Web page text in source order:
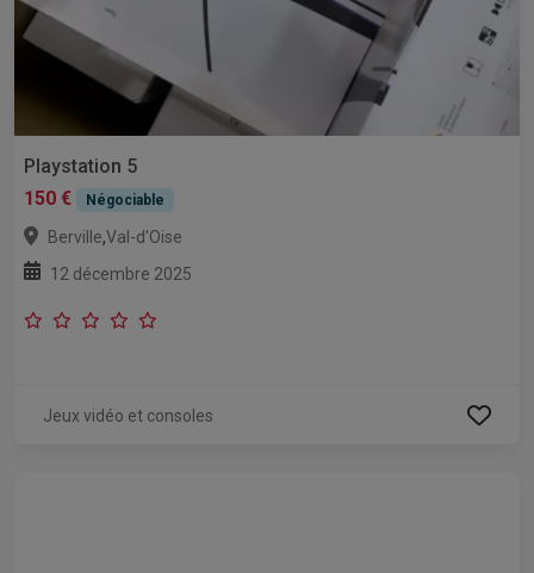
Playstation 5
150 €
Négociable
Berville,Val-d'Oise
12 décembre 2025
Jeux vidéo et consoles